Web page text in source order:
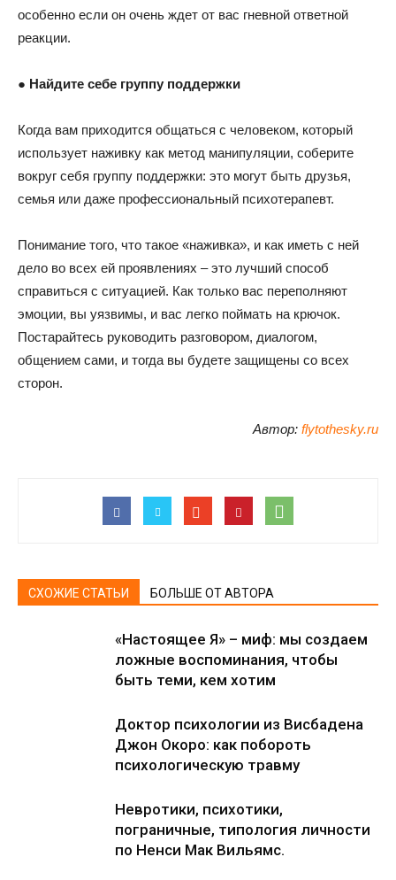
особенно если он очень ждет от вас гневной ответной
реакции.
● Найдите себе группу поддержки
Когда вам приходится общаться с человеком, который
использует наживку как метод манипуляции, соберите
вокруг себя группу поддержки: это могут быть друзья,
семья или даже профессиональный психотерапевт.
Понимание того, что такое «наживка», и как иметь с ней
дело во всех ей проявлениях – это лучший способ
справиться с ситуацией. Как только вас переполняют
эмоции, вы уязвимы, и вас легко поймать на крючок.
Постарайтесь руководить разговором, диалогом,
общением сами, и тогда вы будете защищены со всех
сторон.
Автор: flytothesky.ru
СХОЖИЕ СТАТЬИ БОЛЬШЕ ОТ АВТОРА
«Настоящее Я» – миф: мы создаем
ложные воспоминания, чтобы
быть теми, кем хотим
Доктор психологии из Висбадена
Джон Окоро: как побороть
психологическую травму
Невротики, психотики,
пограничные, типология личности
по Ненси Мак Вильямс.